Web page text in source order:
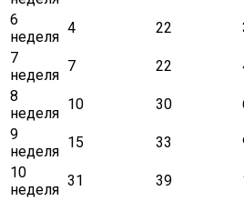
6
неделя
4 22
7
неделя
7 22
8
неделя
10 30
9
неделя
15 33
10
неделя
31 39